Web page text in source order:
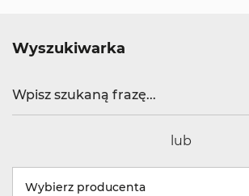
Wyszukiwarka
lub
Wybierz producenta